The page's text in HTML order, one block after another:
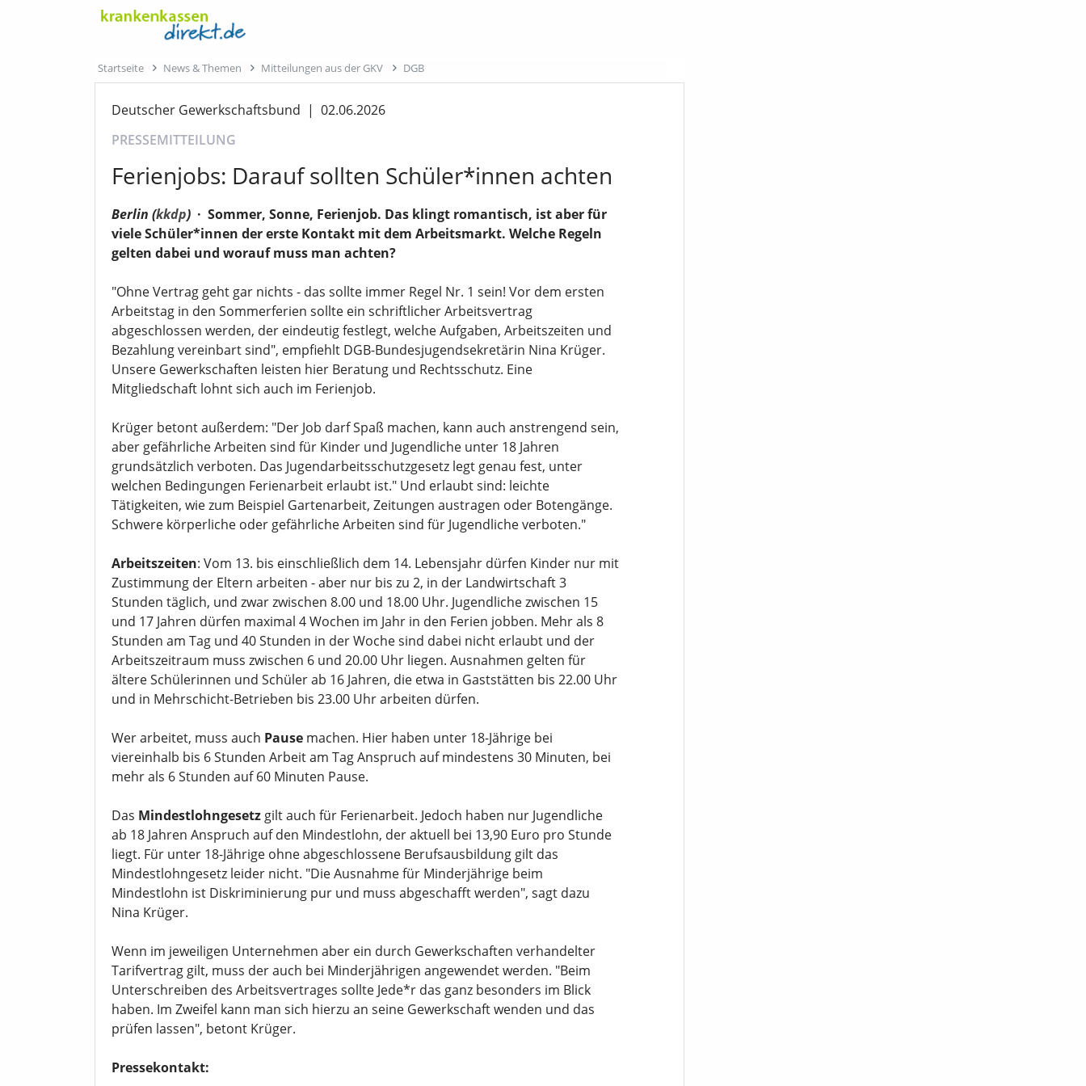
Startseite News & Themen Mitteilungen aus der GKV DGB
Deutscher Gewerkschaftsbund | 02.06.2026
PRESSEMITTEILUNG
Ferienjobs: Darauf sollten Schüler*innen achten
Berlin (kkdp) · Sommer, Sonne, Ferienjob. Das klingt romantisch, ist aber für
viele Schüler*innen der erste Kontakt mit dem Arbeitsmarkt. Welche Regeln
gelten dabei und worauf muss man achten?
"Ohne Vertrag geht gar nichts - das sollte immer Regel Nr. 1 sein! Vor dem ersten
Arbeitstag in den Sommerferien sollte ein schriftlicher Arbeitsvertrag
abgeschlossen werden, der eindeutig festlegt, welche Aufgaben, Arbeitszeiten und
Bezahlung vereinbart sind", empfiehlt DGB-Bundesjugendsekretärin Nina Krüger.
Unsere Gewerkschaften leisten hier Beratung und Rechtsschutz. Eine
Mitgliedschaft lohnt sich auch im Ferienjob.
Krüger betont außerdem: "Der Job darf Spaß machen, kann auch anstrengend sein,
aber gefährliche Arbeiten sind für Kinder und Jugendliche unter 18 Jahren
grundsätzlich verboten. Das Jugendarbeitsschutzgesetz legt genau fest, unter
welchen Bedingungen Ferienarbeit erlaubt ist." Und erlaubt sind: leichte
Tätigkeiten, wie zum Beispiel Gartenarbeit, Zeitungen austragen oder Botengänge.
Schwere körperliche oder gefährliche Arbeiten sind für Jugendliche verboten."
Arbeitszeiten: Vom 13. bis einschließlich dem 14. Lebensjahr dürfen Kinder nur mit
Zustimmung der Eltern arbeiten - aber nur bis zu 2, in der Landwirtschaft 3
Stunden täglich, und zwar zwischen 8.00 und 18.00 Uhr. Jugendliche zwischen 15
und 17 Jahren dürfen maximal 4 Wochen im Jahr in den Ferien jobben. Mehr als 8
Stunden am Tag und 40 Stunden in der Woche sind dabei nicht erlaubt und der
Arbeitszeitraum muss zwischen 6 und 20.00 Uhr liegen. Ausnahmen gelten für
ältere Schülerinnen und Schüler ab 16 Jahren, die etwa in Gaststätten bis 22.00 Uhr
und in Mehrschicht-Betrieben bis 23.00 Uhr arbeiten dürfen.
Wer arbeitet, muss auch Pause machen. Hier haben unter 18-Jährige bei
viereinhalb bis 6 Stunden Arbeit am Tag Anspruch auf mindestens 30 Minuten, bei
mehr als 6 Stunden auf 60 Minuten Pause.
Das Mindestlohngesetz gilt auch für Ferienarbeit. Jedoch haben nur Jugendliche
ab 18 Jahren Anspruch auf den Mindestlohn, der aktuell bei 13,90 Euro pro Stunde
liegt. Für unter 18-Jährige ohne abgeschlossene Berufsausbildung gilt das
Mindestlohngesetz leider nicht. "Die Ausnahme für Minderjährige beim
Mindestlohn ist Diskriminierung pur und muss abgeschafft werden", sagt dazu
Nina Krüger.
Wenn im jeweiligen Unternehmen aber ein durch Gewerkschaften verhandelter
Tarifvertrag gilt, muss der auch bei Minderjährigen angewendet werden. "Beim
Unterschreiben des Arbeitsvertrages sollte Jede*r das ganz besonders im Blick
haben. Im Zweifel kann man sich hierzu an seine Gewerkschaft wenden und das
prüfen lassen", betont Krüger.
Pressekontakt: